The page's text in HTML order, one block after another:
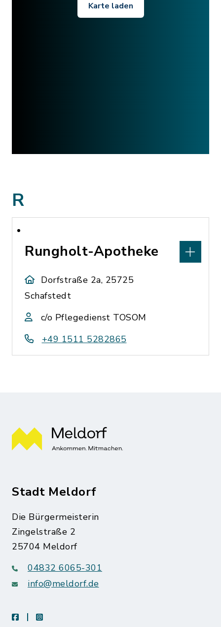
Karte laden
R
Rungholt-Apotheke
Dorfstraße 2a, 25725
Schafstedt
c/o Pflegedienst TOSOM
+49 1511 5282865
Stadt Meldorf
Die Bürgermeisterin
Zingelstraße 2
25704 Meldorf
04832 6065-301
info@meldorf.de
facebookinstagram